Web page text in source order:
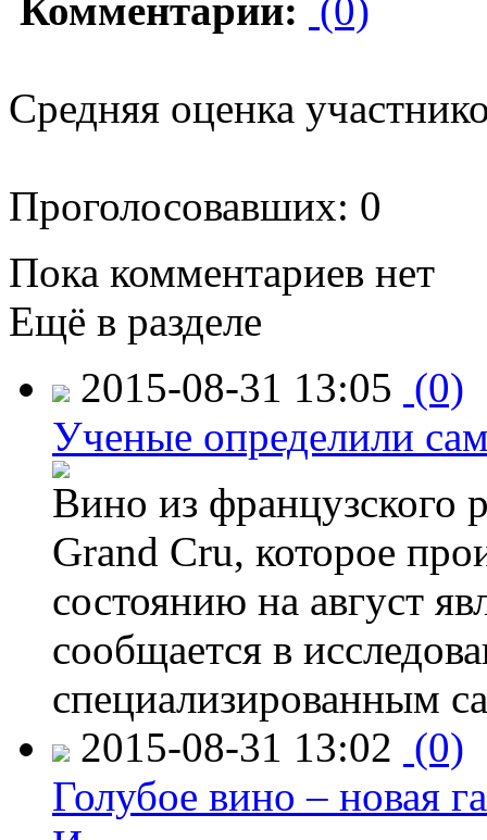
Комментарии: (0)
Средняя оценка
Проголосовавших: 0
Пока комментариев нет
Ещё в разделе
2015-08-31 13:05 (0)
Ученые определили
Вино из французского
Grand Cru, которое
состоянию на август
сообщается в
специализированным
2015-08-31 13:02 (0)
Голубое вино – новая